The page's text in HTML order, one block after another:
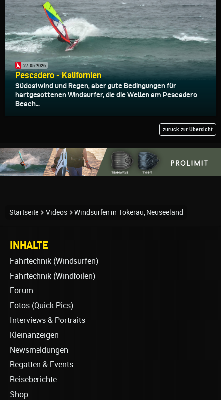
27.05.2026
Pescadero - Kalifornien
Südostwind und Regen, aber gute Bedingungen für
hartgesottenen Windsurfer, die die Wellen am Pescadero
Beach...
zurück zur Übersicht
Startseite Videos Windsurfen in Tokerau, Neuseeland
INHALTE
Fahrtechnik (Windsurfen)
Fahrtechnik (Windfoilen)
Forum
Fotos (Quick Pics)
Interviews & Portraits
Kleinanzeigen
Newsmeldungen
Regatten & Events
Reiseberichte
Shop